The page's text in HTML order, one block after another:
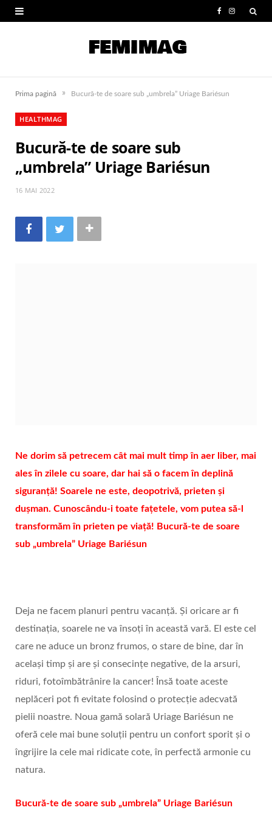
e
b
I
t
Prima pagină » Bucură-te de soare sub „umbrela” Uriage Bariésun
HEALTHMAG
Bucură-te de soare sub
„umbrela” Uriage Bariésun
16 MAI 2022
Ne dorim să petrecem cât mai mult timp în aer liber, mai
ales în zilele cu soare, dar hai să o facem în deplină
siguranță! Soarele ne este, deopotrivă, prieten și
dușman. Cunoscându-i toate fațetele, vom putea să-l
transformăm în prieten pe viață! Bucură-te de soare
sub „umbrela” Uriage Bariésun
Deja ne facem planuri pentru vacanță. Și oricare ar fi
destinația, soarele ne va însoți în această vară. El este cel
care ne aduce un bronz frumos, o stare de bine, dar în
același timp și are și consecințe negative, de la arsuri,
riduri, fotoîmbătrânire la cancer! Însă toate aceste
neplăceri pot fi evitate folosind o protecție adecvată
pielii noastre. Noua gamă solară Uriage Bariésun ne
oferă cele mai bune soluții pentru un confort sporit și o
îngrijire la cele mai ridicate cote, în perfectă armonie cu
natura.
Bucură-te de soare sub „umbrela” Uriage Bariésun